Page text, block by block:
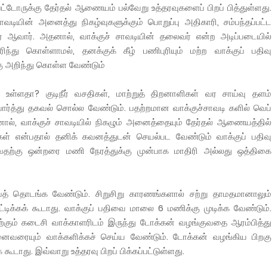
தேர்தல் ஆணையம் பல்வேறு உத்தரவுகளைப் பிறப் பித்துள்ளது.
அனைத்து நிகழ்வுகளுக்கும் பொறுப்பு அதிகாரி, சம்பந்தப்பட்ட
ஆவார். அதனால், வாக்குச் சாவடியின் தலைவர் என்ற அடிப்படையில்
கொள்ளாமல், தனக்குக் கீழ் பணிபுரியும் மற்ற வாக்குப் பதிவு
அறிந்து கொள்ள வேண்டும்
குடிநீர் வசதிகள், மாற்றுத் திறனாளிகள் வர சாய்வு தளம்
தகவல் சொல்ல வேண்டும். பதற்றமான வாக்குச்சாவடி களில் வெப்
வாக்குச் சாவடியில் நிகழும் அனைத்தையும் தேர்தல் ஆணையத்தில்
என்பதால் தனிக் கவனத்துடன் செயல்பட வேண்டும் வாக்குப் பதிவு
ஒன்றரை மணி நேரத்துக்கு முன்பாக மாதிரி அல்லது ஒத்திகை
தொடங்க வேண்டும். சிறுசிறு காரணங்களால் சற்று தாமதமானாலும்
கூடாது. வாக்குப் பதிவை மாலை 6 மணிக்கு முடிக்க வேண்டும்.
கடைசி வாக்காளரிடம் இருந்து டோக்கன் வழங்குவதை ஆரம்பித்து
வாக்களிக்கச் செய்ய வேண்டும். டோக்கன் வழங்கிய பிறகு
இவ்வாறு உத்தரவு பிறப் பிக்கப்பட்டுள்ளது.